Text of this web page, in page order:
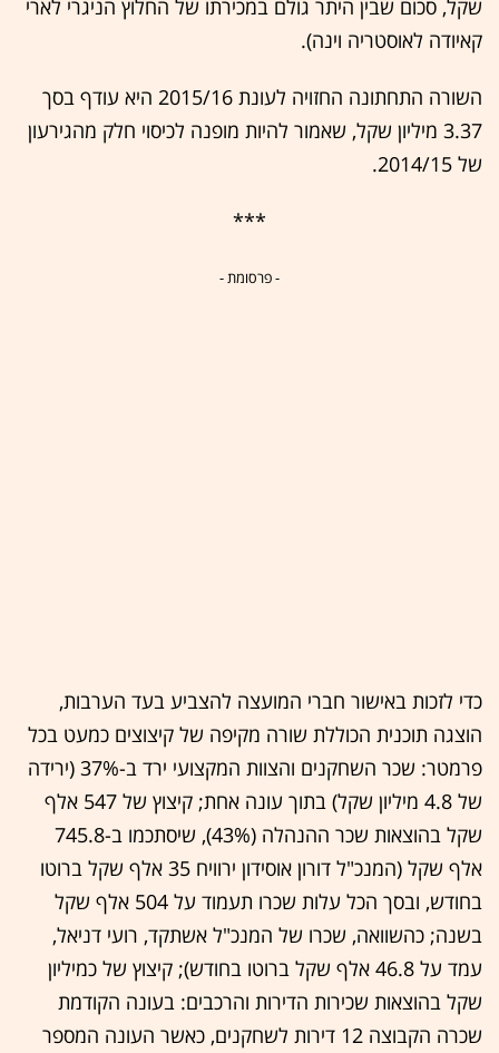
שקל, סכום שבין היתר גולם במכירתו של החלוץ הניגרי לארי
קאיודה לאוסטריה וינה).
השורה התחתונה החזויה לעונת 2015/16 היא עודף בסך
3.37 מיליון שקל, שאמור להיות מופנה לכיסוי חלק מהגירעון
של 2014/15.
***
- פרסומת -
כדי לזכות באישור חברי המועצה להצביע בעד הערבות,
הוצגה תוכנית הכוללת שורה מקיפה של קיצוצים כמעט בכל
פרמטר: שכר השחקנים והצוות המקצועי ירד ב-37% (ירידה
של 4.8 מיליון שקל) בתוך עונה אחת; קיצוץ של 547 אלף
שקל בהוצאות שכר ההנהלה (43%), שיסתכמו ב-745.8
אלף שקל (המנכ"ל דורון אוסידון ירוויח 35 אלף שקל ברוטו
בחודש, ובסך הכל עלות שכרו תעמוד על 504 אלף שקל
בשנה; כהשוואה, שכרו של המנכ"ל אשתקד, רועי דניאל,
עמד על 46.8 אלף שקל ברוטו בחודש); קיצוץ של כמיליון
שקל בהוצאות שכירות הדירות והרכבים: בעונה הקודמת
שכרה הקבוצה 12 דירות לשחקנים, כאשר העונה המספר